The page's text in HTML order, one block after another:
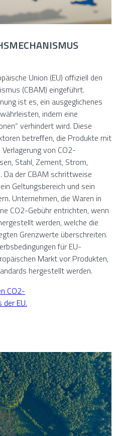
Union (EU) offiziell den
(CBAM) eingeführt.
ist es, ein ausgeglichenes
indem eine
verhindert wird. Diese
betreffen, die Produkte mit
von CO2-
Stahl, Zement, Strom,
der CBAM schrittweise
Geltungsbereich und sein
Unternehmen, die Waren in
CO2-Gebühr entrichten, wenn
werden, welche die
Grenzwerte überschreiten.
für EU-
Markt vor Produkten,
hergestellt werden.
CO2-
EU.